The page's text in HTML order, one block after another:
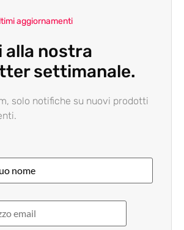
aggiornamenti
alla nostra
settimanale.
solo notifiche su nuovi prodotti